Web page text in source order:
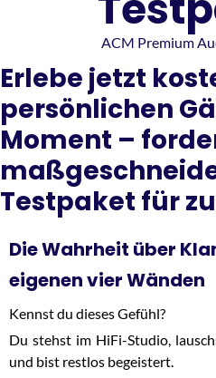
ACM Premium
Erlebe jetzt
persönlichen
Moment –
Testpaket für
Die Wahrheit über
eigenen vier Wänden
Kennst du dieses Gefühl?
Du stehst im HiFi-Studio,
und bist restlos begeistert.